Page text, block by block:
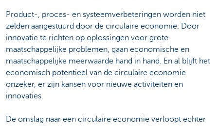
Product-, proces- en systeemverbeteringen worden niet
zelden aangestuurd door de circulaire economie. Door
innovatie te richten op oplossingen voor grote
maatschappelijke problemen, gaan economische en
maatschappelijke meerwaarde hand in hand. En al blijft het
economisch potentieel van de circulaire economie
onzeker, er zijn kansen voor nieuwe activiteiten en
innovaties.
De omslag naar een circulaire economie verloopt echter